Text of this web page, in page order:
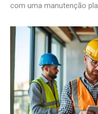
com uma manutenção